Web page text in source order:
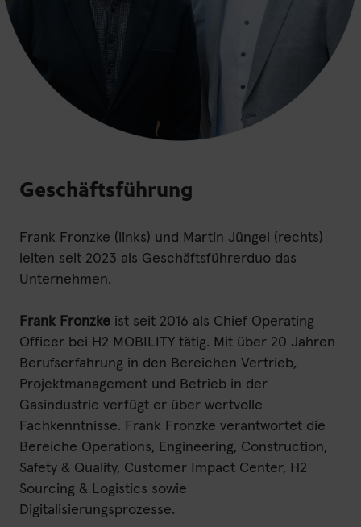
Geschäftsführung
Frank Fronzke (links) und Martin Jüngel (rechts)
leiten seit 2023 als Geschäftsführerduo das
Unternehmen.
Frank Fronzke ist seit 2016 als Chief Operating
Officer bei H2 MOBILITY tätig. Mit über 20 Jahren
Berufserfahrung in den Bereichen Vertrieb,
Projektmanagement und Betrieb in der
Gasindustrie verfügt er über wertvolle
Fachkenntnisse. Frank Fronzke verantwortet die
Bereiche Operations, Engineering, Construction,
Safety & Quality, Customer Impact Center, H2
Sourcing & Logistics sowie
Digitalisierungsprozesse.